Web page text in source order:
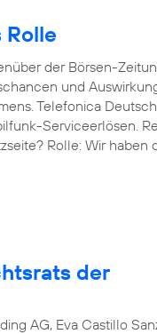
Rolle
der Börsen-
und
Telefonica
Serviceerlösen.
Rolle: Wir haben
der
AG, Eva Castillo